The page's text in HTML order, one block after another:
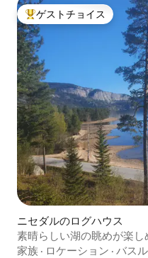
大好評のゲストチョイスで
ゲストチョイス
ニセダルのログハウス
素晴らしい湖の眺めが楽
家族 · ロケーション · バス